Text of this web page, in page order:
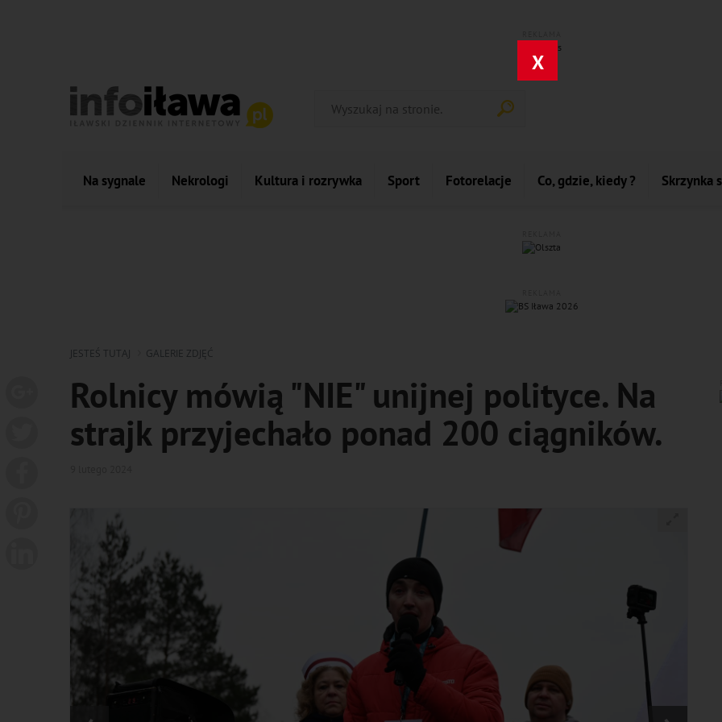
X
Na sygnale Nekrologi Kultura i rozrywka Sport Fotorelacje Co, gdzie, kiedy ? Skrzynka
JESTEŚ TUTAJ GALERIE ZDJĘĆ
Rolnicy mówią "NIE" unijnej polityce. Na
strajk przyjechało ponad 200 ciągników.